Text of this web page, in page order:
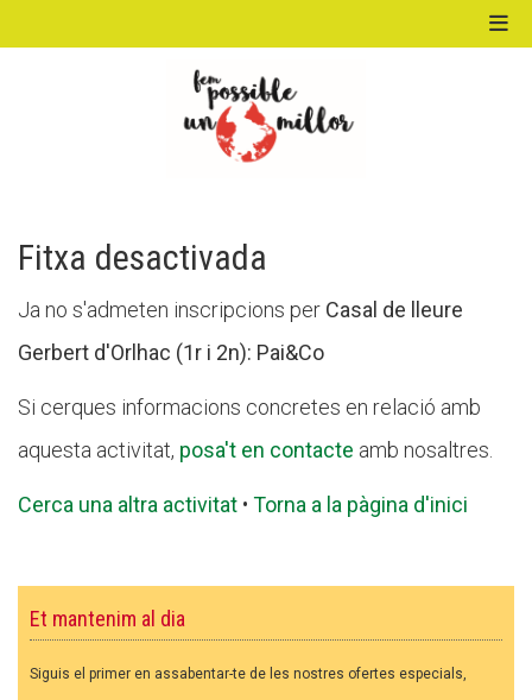
Fitxa desactivada
Ja no s'admeten inscripcions per Casal de lleure
Gerbert d'Orlhac (1r i 2n): Pai&Co
Si cerques informacions concretes en relació amb
aquesta activitat, posa't en contacte amb nosaltres.
Cerca una altra activitat • Torna a la pàgina d'inici
Et mantenim al dia
Siguis el primer en assabentar-te de les nostres ofertes especials,
ACTIVITATS D'ESTIU
MÓN ESCOLAR
ALBERG CENTRE ESPLAI
FORMACIÓ
ACCIÓ SOCIAL I JOVES